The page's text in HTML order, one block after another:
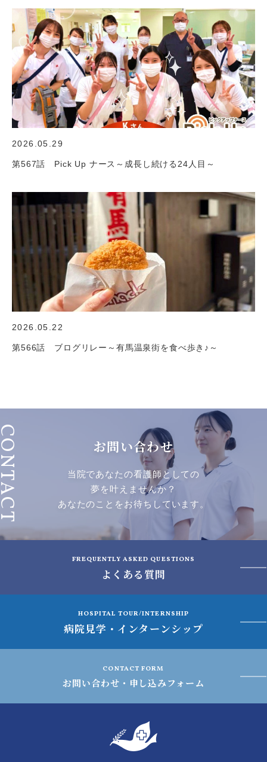
2026.05.29
第567話 Pick Up ナース～成長し続ける24人目～
2026.05.22
第566話 ブログリレー～有馬温泉街を食べ歩き♪～
お問い合わせ
当院であなたの看護師としての
夢を叶えませんか？
あなたのことをお待ちしています。
FREQUENTLY ASKED QUESTIONS
よくある質問
HOSPITAL TOUR/INTERNSHIP
病院見学・インターンシップ
CONTACT FORM
お問い合わせ・申し込みフォーム